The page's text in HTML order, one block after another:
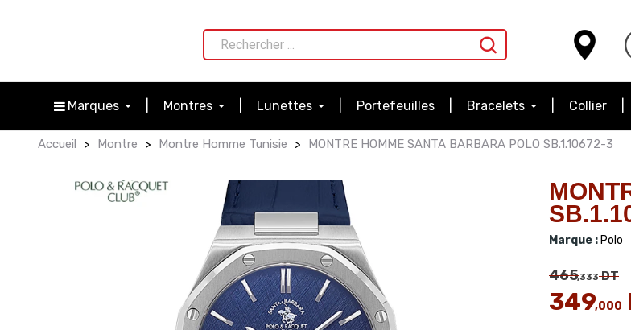
Marques Montres Lunettes Portefeuilles Bracelets Collier
Accueil Montre Montre Homme Tunisie MONTRE HOMME SANTA BARBARA POLO SB.1.10672-3
Marque : Polo
465,333DT
349,000